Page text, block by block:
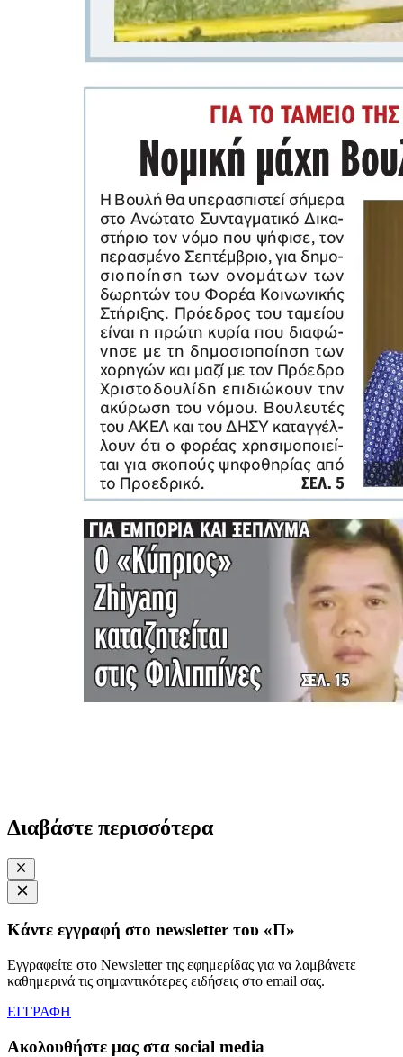
Διαβάστε περισσότερα
Κάντε εγγραφή στο newsletter του «Π»
Εγγραφείτε στο Newsletter της εφημερίδας για να λαμβάνετε
καθημερινά τις σημαντικότερες ειδήσεις στο email σας.
ΕΓΓΡΑΦΗ
Ακολουθήστε μας στα social media